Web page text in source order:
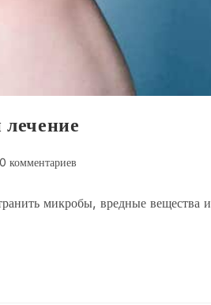
0 комментариев
микробы, вредные вещества и